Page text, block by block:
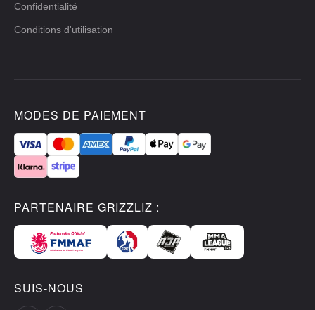
Confidentialité
Conditions d'utilisation
MODES DE PAIEMENT
PARTENAIRE GRIZZLIZ :
SUIS-NOUS